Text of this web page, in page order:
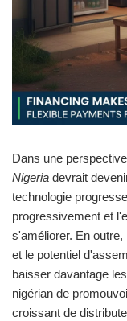
Dans une
Nigeria devrait
technologie
progressivement et
s'améliorer. En
et le potentiel
baisser davantage
nigérian de
croissant de